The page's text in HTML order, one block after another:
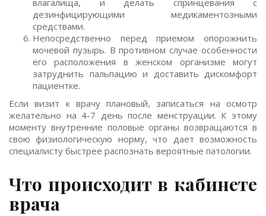
влагалища, и делать спринцевания с
дезинфицирующими медикаментозными
средствами.
Непосредственно перед приемом опорожнить
мочевой пузырь. В противном случае особенности
его расположения в женском организме могут
затруднить пальпацию и доставить дискомфорт
пациентке.
Если визит к врачу плановый, записаться на осмотр
желательно на 4-7 день после менструации. К этому
моменту внутренние половые органы возвращаются в
свою физиологическую норму, что дает возможность
специалисту быстрее распознать вероятные патологии.
Что происходит в кабинете
врача